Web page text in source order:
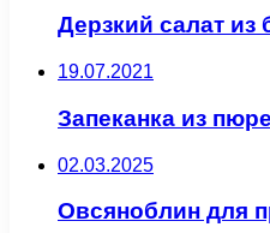
Дерзкий салат из
19.07.2021
Запеканка из
02.03.2025
Овсяноблин для